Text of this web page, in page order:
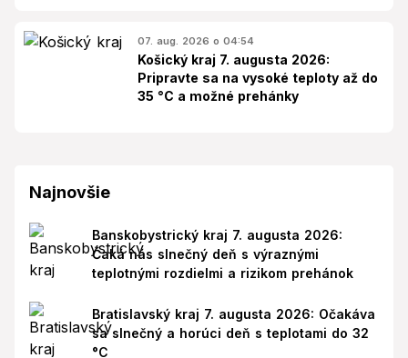
07. aug. 2026 o 04:54
Košický kraj 7. augusta 2026:
Pripravte sa na vysoké teploty až do
35 °C a možné prehánky
Najnovšie
Banskobystrický kraj 7. augusta 2026:
Čaká nás slnečný deň s výraznými
teplotnými rozdielmi a rizikom prehánok
Bratislavský kraj 7. augusta 2026: Očakáva
sa slnečný a horúci deň s teplotami do 32
°C